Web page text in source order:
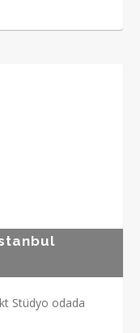
Stüdyo odada